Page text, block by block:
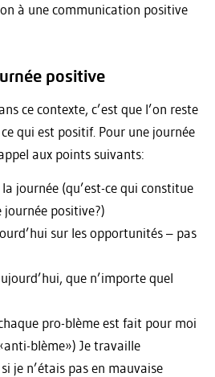
à une communication positive
positive
ce contexte, c’est que l’on reste
qui est positif. Pour une journée
aux points suivants:
journée (qu’est-ce qui constitue
posi­tive?)
sur les opportunités – pas
que n’importe quel
pro-blème est fait pour moi
blème») Je travaille
je n’étais pas en mauvaise